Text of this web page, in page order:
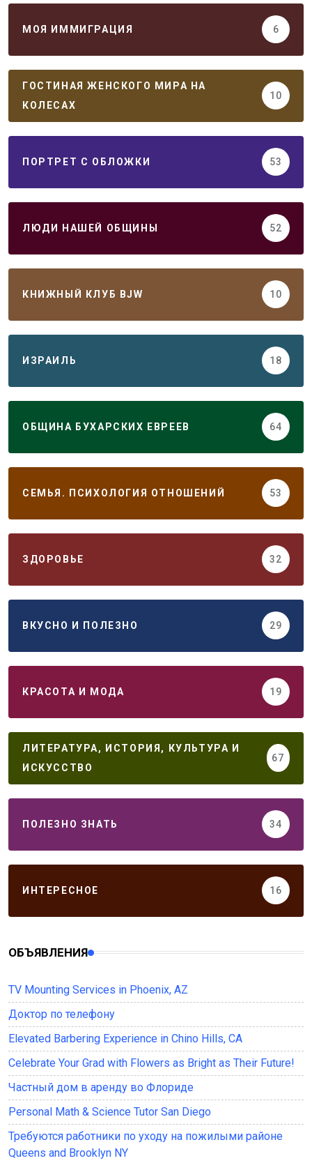
МОЯ ИММИГРАЦИЯ 6
ГОСТИНАЯ ЖЕНСКОГО МИРА НА
КОЛЕСАХ
10
ПОРТРЕТ С ОБЛОЖКИ 53
ЛЮДИ НАШЕЙ ОБЩИНЫ 52
КНИЖНЫЙ КЛУБ BJW 10
ИЗРАИЛЬ 18
ОБЩИНА БУХАРСКИХ ЕВРЕЕВ 64
СЕМЬЯ. ПСИХОЛОГИЯ ОТНОШЕНИЙ 53
ЗДОРОВЬЕ 32
ВКУСНО И ПОЛЕЗНО 29
КРАСОТА И МОДА 19
ЛИТЕРАТУРА, ИСТОРИЯ, КУЛЬТУРА И
ИСКУССТВО
67
ПОЛЕЗНО ЗНАТЬ 34
ИНТЕРЕСНОЕ 16
ОБЪЯВЛЕНИЯ
TV Mounting Services in Phoenix, AZ
Доктор по телефону
Elevated Barbering Experience in Chino Hills, CA
Celebrate Your Grad with Flowers as Bright as Their Future!
Частный дом в аренду во Флориде
Personal Math & Science Tutor San Diego
Требуются работники по уходу на пожилыми районе
Queens and Brooklyn NY